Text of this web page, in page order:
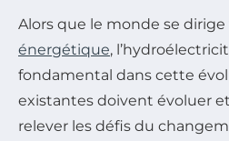
Alors que le monde se dirige
énergétique,
fondamental dans cette
existantes doivent évoluer
relever les défis du